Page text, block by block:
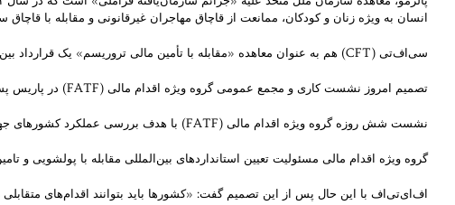
انسان به ویژه زنان و کودکان، ممانعت از قاچاق مهاجران غیرقانونی و مقابله با قاچاق سلاح گرم است. هم اکنون ۱۸۹
سی‌اف‌تی (CFT) هم به عنوان معاهده «مقابله با تأمین مالی تروریسم» یک قرارداد بین‌المللی است که در سال ۱۹۹۹ توسط سازمان ملل متحد به تصویب رسیده ‌است.
تصمیم امروز نشست کاری و مجمع عمومی گروه ویژه اقدام مالی (FATF) در پاریس پس از بیش از سه سال هشدار این نهاد به تهران و تمدید مهلت‌های شش ماهه به ایران گرفته شد.
نشست شش روزه گروه ویژه اقدام مالی (FATF) با هدف بررسی عملکرد کشورهای جهان برای مقابله با پولشویی و تامین مالی ترورریسم از روز یکشنبه (‍۱۹ فوریه) آغاز به کار کرده بود و تا امروز ادامه داشت.
گروه ویژه اقدام مالی مسئولیت تعیین استانداردهای بین‌المللی مقابله با پولشویی و
اف‌ای‌تی‌اف با این حال پس از این تصمیم گفت: «کشورها باید بتوانند اقدام‌های